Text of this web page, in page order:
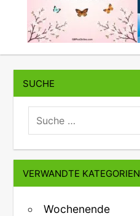
SUCHE
suche:
VERWANDTE KATEGORIEN
Wochenende